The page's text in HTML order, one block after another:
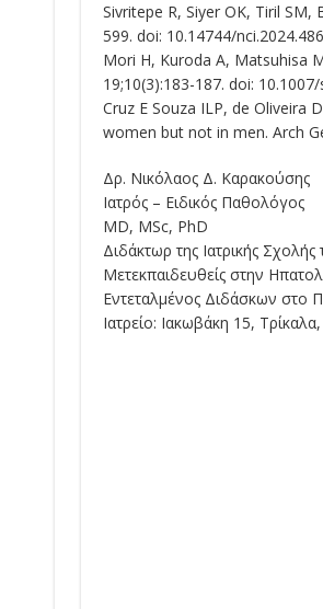
Sivritepe R, Siyer OK, Tiril
599. doi: 10.14744/
Mori H, Kuroda A, Matsuhisa
19;10(3):183-187. doi:
Cruz E Souza ILP, de Oliveira
women but not in men. Arch
Δρ. Νικόλαος Δ. Καρακούσης
Ιατρός – Ειδικός Παθολόγος
MD, MSc, PhD
Διδάκτωρ της Ιατρικής
Μετεκπαιδευθείς στην
Εντεταλμένος Διδάσκων στο
Ιατρείο: Ιακωβάκη 15,